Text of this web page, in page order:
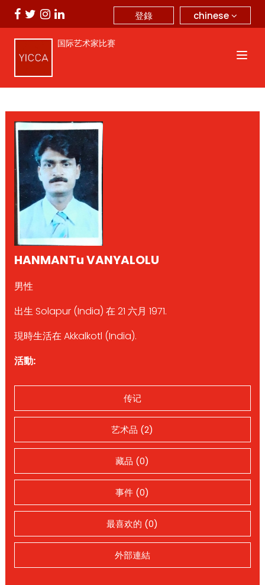
chinese
登錄
国际艺术家比赛
HANMANTu VANYALOLU
男性
出生 Solapur (India) 在 21 六月 1971.
現時生活在 Akkalkotl (India).
活動:
传记
艺术品 (2)
藏品 (0)
事件 (0)
最喜欢的 (0)
外部連結